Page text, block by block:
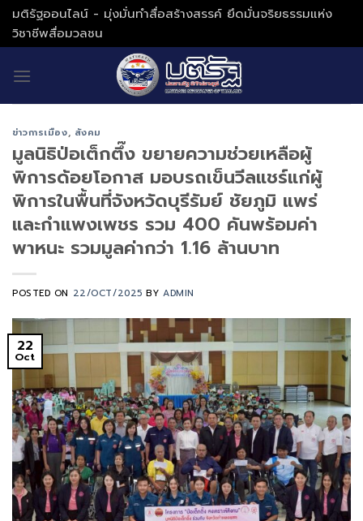
Skip
to
content
มติรัฐออนไลน์ - มุ่งมั่นทำสื่อสร้างสรรค์ ยึดมั่นจริยธรรมแห่ง
วิชาชีพสื่อมวลชน
ข่าวการเมือง, สังคม
มูลนิธิป่อเต็กตึ๊ง ขยายความช่วยเหลือผู้
พิการด้อยโอกาส มอบรถเข็นวีลแชร์แก่ผู้
พิการในพื้นที่จังหวัดบุรีรัมย์ ชัยภูมิ แพร่
และกำแพงเพชร รวม 400 คันพร้อมค่า
พาหนะ รวมมูลค่ากว่า 1.16 ล้านบาท
POSTED ON 22/OCT/2025 BYADMIN
22
Oct